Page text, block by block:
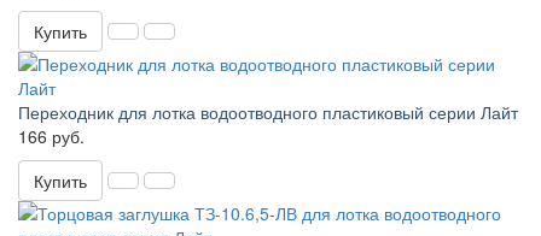
Купить
Переходник для лотка водоотводного пластиковый серии Лайт
166 руб.
Купить